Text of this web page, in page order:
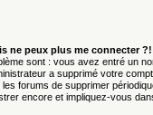
ne peux plus me connecter ?!
sont : vous avez entré un
a supprimé votre
forums de supprimer
encore et impliquez-vous